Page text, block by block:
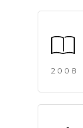
2008